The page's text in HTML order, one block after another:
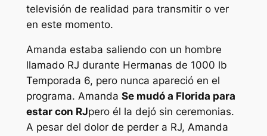
televisión de realidad para transmitir o ver
en este momento.
Amanda estaba saliendo con un hombre
llamado RJ durante Hermanas de 1000 lb
Temporada 6, pero nunca apareció en el
programa. Amanda Se mudó a Florida para
estar con RJpero él la dejó sin ceremonias.
A pesar del dolor de perder a RJ, Amanda